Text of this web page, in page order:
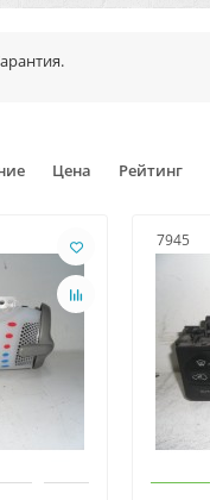
Цена Рейтинг
7945